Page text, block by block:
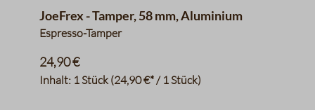
JoeFrex - Tamper, 58 mm, Aluminium
Espresso-Tamper
Inhalt: 1 Stück(24,90 €* / 1 Stück)
24,90 €